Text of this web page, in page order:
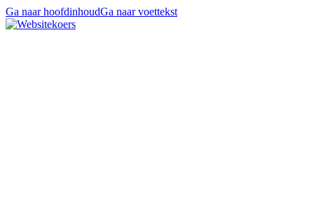
Ga naar hoofdinhoudGa naar voettekst